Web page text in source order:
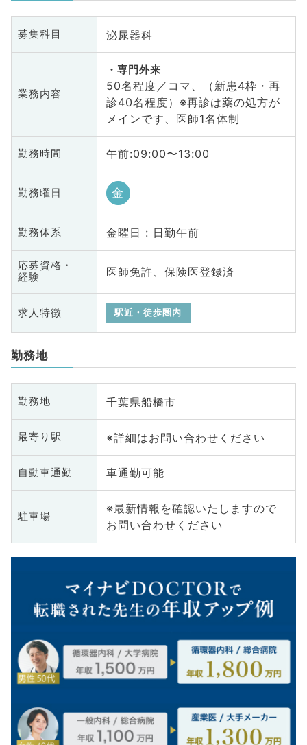
募集科目 泌尿器科
業務内容
専門外来
50名程度／コマ、（新患4枠・再
診40名程度）※再診は薬の処方が
メインです、医師1名体制
勤務時間 午前:09:00〜13:00
勤務曜日 金
勤務体系 金曜日 : 日勤午前
応募資格・
経験
医師免許、保険医登録済
求人特徴 駅近・徒歩圏内
勤務地
勤務地 千葉県船橋市
最寄り駅 ※詳細はお問い合わせください
自動車通勤 車通勤可能
駐車場
※最新情報を確認いたしますので
お問い合わせください